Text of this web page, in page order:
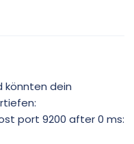
könnten dein
port 9200 after 0 ms: